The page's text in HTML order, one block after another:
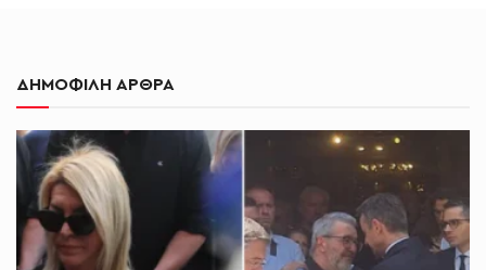
ΔΗΜΟΦΙΛΗ ΑΡΘΡΑ